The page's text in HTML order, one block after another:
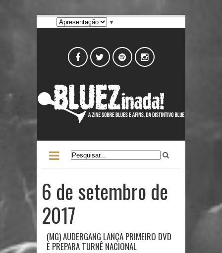
▼
6 de setembro de
2017
(MG) AUDERGANG LANÇA PRIMEIRO DVD
E PREPARA TURNÊ NACIONAL